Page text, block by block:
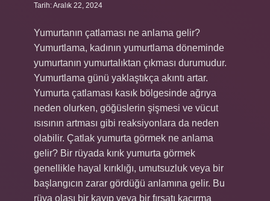
Tarih: Aralık 22, 2024
Yumurtanın çatlaması ne anlama gelir?
Yumurtlama, kadının yumurtlama döneminde
yumurtanın yumurtalıktan çıkması durumudur.
Yumurtlama günü yaklaştıkça akıntı artar.
Yumurta çatlaması kasık bölgesinde ağrıya
neden olurken, göğüslerin şişmesi ve vücut
ısısının artması gibi reaksiyonlara da neden
olabilir. Çatlak yumurta görmek ne anlama
gelir? Bir rüyada kırık yumurta görmek
genellikle hayal kırıklığı, umutsuzluk veya bir
başlangıcın zarar gördüğü anlamına gelir. Bu
rüya olası bir kayıp veya bir fırsatı kaçırma